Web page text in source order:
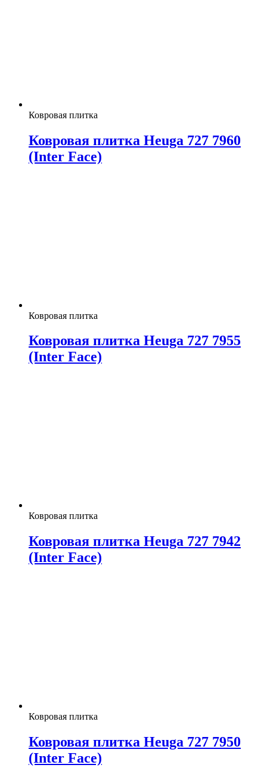
Ковровая плитка
Ковровая плитка Heuga 727 7960
(Inter Face)
Ковровая плитка
Ковровая плитка Heuga 727 7955
(Inter Face)
Ковровая плитка
Ковровая плитка Heuga 727 7942
(Inter Face)
Ковровая плитка
Ковровая плитка Heuga 727 7950
(Inter Face)